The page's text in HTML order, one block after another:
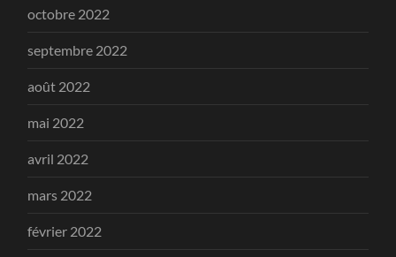
octobre 2022
septembre 2022
août 2022
mai 2022
avril 2022
mars 2022
février 2022